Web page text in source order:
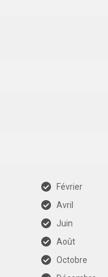
Février
Avril
Juin
Août
Octobre